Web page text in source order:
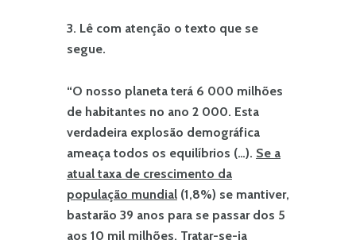
3. Lê com atenção o texto que se
segue.
“O nosso planeta terá 6 000 milhões
de habitantes no ano 2 000. Esta
verdadeira explosão demográfica
ameaça todos os equilíbrios (…). Se a
atual taxa de crescimento da
população mundial (1,8%) se mantiver,
bastarão 39 anos para se passar dos 5
aos 10 mil milhões. Tratar-se-ia